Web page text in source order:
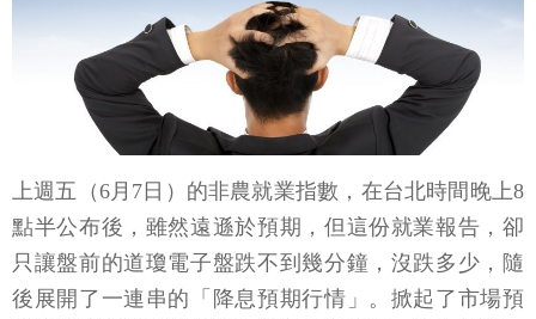
上週五（6月7日）的非農就業指數，在台北時間晚上8
點半公布後，雖然遠遜於預期，但這份就業報告，卻
只讓盤前的道瓊電子盤跌不到幾分鐘，沒跌多少，隨
後展開了一連串的「降息預期行情」。掀起了市場預